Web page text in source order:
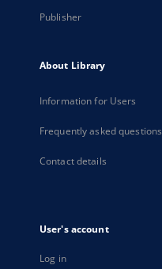
Publisher
About Library
Information for Users
Frequently asked questions
Contact details
User's account
Log in